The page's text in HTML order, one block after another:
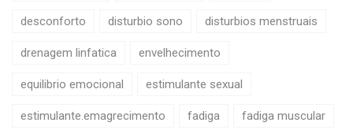
desconforto disturbio sono disturbios menstruais
drenagem linfatica envelhecimento
equilibrio emocional estimulante sexual
estimulante.emagrecimento fadiga fadiga muscular